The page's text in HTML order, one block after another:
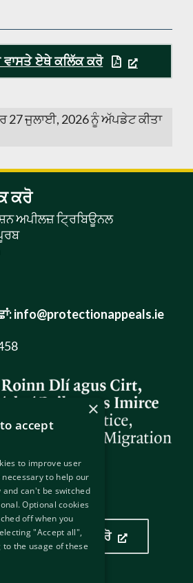
ਵਾਸਤੇ ਏਥੇ ਕਲਿੱਕ ਕਰੋ
27 ਜੁਲਾਈ, 2026 ਨੂੰ ਅੱਪਡੇਟ ਕੀਤਾ
ਕਰੋ
ਅਪੀਲਜ਼ ਟ੍ਰਿਬਿਊਨਲ
info@protectionappeals.ie
ਲਈ ਏਥੇ ਕਲਿੱਕ ਕਰੋ
×
accept
to improve user
to help our
can't be switched
Optional cookies
off when you
"Accept all",
the usage of these